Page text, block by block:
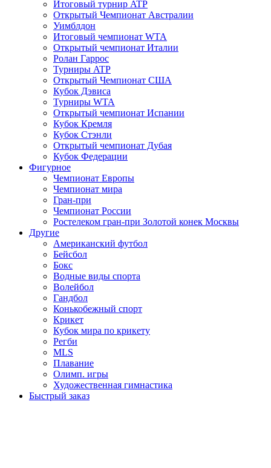
Итоговый турнир ATP
Открытый Чемпионат Австралии
Уимблдон
Итоговый чемпионат WTA
Открытый чемпионат Италии
Ролан Гаррос
Турниры ATP
Открытый Чемпионат США
Кубок Дэвиса
Турниры WTA
Открытый чемпионат Испании
Кубок Кремля
Кубок Стэнли
Открытый чемпионат Дубая
Кубок Федерации
Фигурное
Чемпионат Европы
Чемпионат мира
Гран-при
Чемпионат России
Ростелеком гран-при Золотой конек Москвы
Другие
Американский футбол
Бейсбол
Бокс
Водные виды спорта
Волейбол
Гандбол
Конькобежный спорт
Крикет
Кубок мира по крикету
Регби
MLS
Плавание
Олимп. игры
Художественная гимнастика
Быстрый заказ